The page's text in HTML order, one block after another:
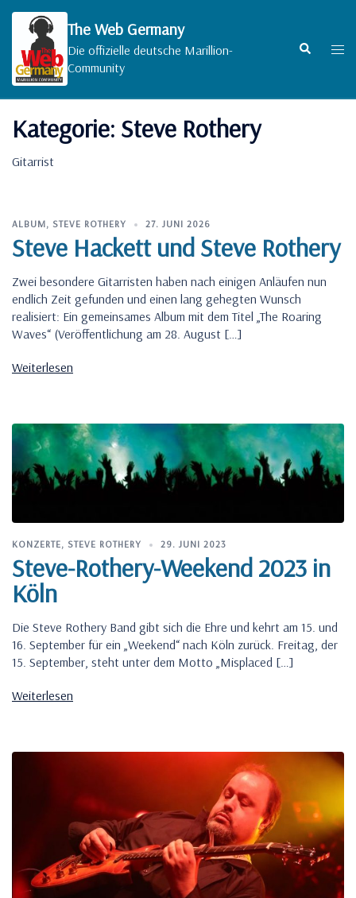
Zum
Inhalt
springen
The Web Germany
Die offizielle deutsche Marillion-
Community
Suche
Kategorie: Steve Rothery
Gitarrist
ALBUM, STEVE ROTHERY 27. JUNI 2026
Steve Hackett und Steve Rothery
Zwei besondere Gitarristen haben nach einigen Anläufen nun
endlich Zeit gefunden und einen lang gehegten Wunsch
realisiert: Ein gemeinsames Album mit dem Titel „The Roaring
Waves“ (Veröffentlichung am 28. August […]
Weiterlesen
KONZERTE, STEVE ROTHERY 29. JUNI 2023
Steve-Rothery-Weekend 2023 in
Köln
Die Steve Rothery Band gibt sich die Ehre und kehrt am 15. und
16. September für ein „Weekend“ nach Köln zurück. Freitag, der
15. September, steht unter dem Motto „Misplaced […]
Weiterlesen